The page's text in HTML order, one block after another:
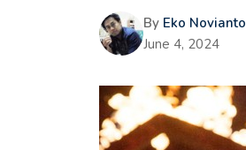
By Eko Novianto
June 4, 2024